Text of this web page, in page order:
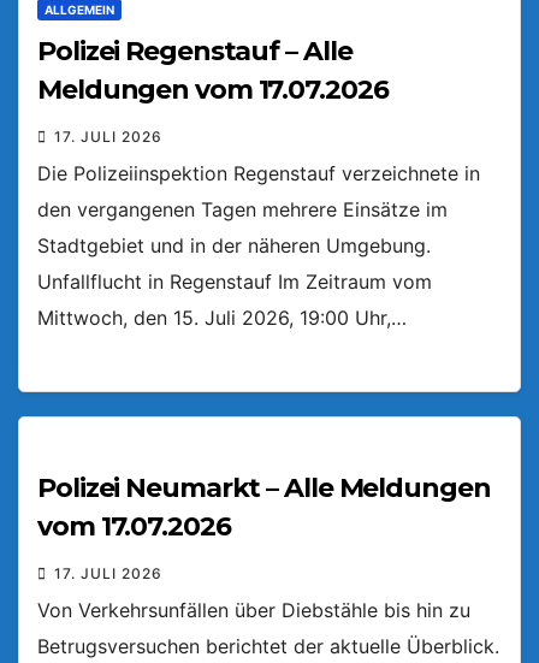
ALLGEMEIN
Polizei Regenstauf – Alle
Meldungen vom 17.07.2026
17. JULI 2026
Die Polizeiinspektion Regenstauf verzeichnete in
den vergangenen Tagen mehrere Einsätze im
Stadtgebiet und in der näheren Umgebung.
Unfallflucht in Regenstauf Im Zeitraum vom
Mittwoch, den 15. Juli 2026, 19:00 Uhr,…
Polizei Neumarkt – Alle Meldungen
vom 17.07.2026
17. JULI 2026
Von Verkehrsunfällen über Diebstähle bis hin zu
Betrugsversuchen berichtet der aktuelle Überblick.